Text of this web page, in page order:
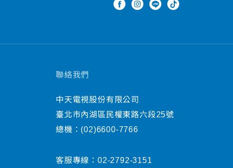
聯絡我們
中天電視股份有限公司
臺北市內湖區民權東路六段25號
總機： (02)6600-7766
客服專線： 02-2792-3151